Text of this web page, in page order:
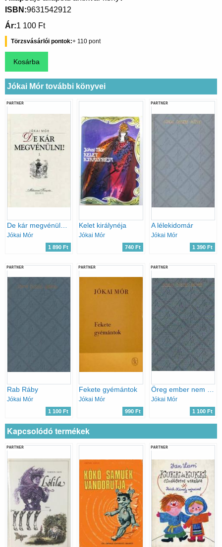
ISBN 9631542912
Ár 1 100 Ft
Törzsvásárlói pontok 110
Jókai Mór további könyvei
PARTNER
Jókai Mór
1 890 Ft
Kelet királynéja
Jókai Mór
740 Ft
PARTNER
A lélekidomár
Jókai Mór
1 390 Ft
PARTNER
Rab Ráby
Jókai Mór
1 100 Ft
PARTNER
Fekete gyémántok
Jókai Mór
990 Ft
PARTNER
Jókai Mór
1 100 Ft
Kapcsolódó termékek
PARTNER PARTNER